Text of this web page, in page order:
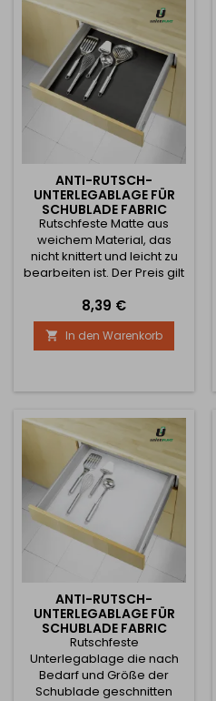
ANTI-RUTSCH-
UNTERLEGABLAGE FÜR
SCHUBLADE FABRIC
SCHWARZ / 1M
Rutschfeste Matte aus
weichem Material, das
nicht knittert und leicht zu
bearbeiten ist. Der Preis gilt
Preis
8,39 €
 In den Warenkorb
ANTI-RUTSCH-
UNTERLEGABLAGE FÜR
SCHUBLADE FABRIC
WEISS / 1M
Rutschfeste
Unterlegablage die nach
Bedarf und Größe der
Schublade geschnitten